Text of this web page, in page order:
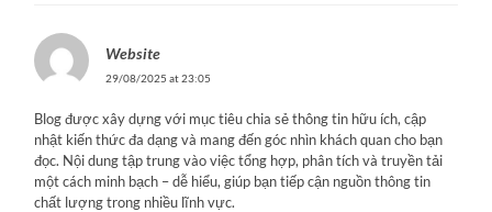
Website
29/08/2025 at 23:05
Blog được xây dựng với mục tiêu chia sẻ thông tin hữu ích, cập
nhật kiến thức đa dạng và mang đến góc nhìn khách quan cho bạn
đọc. Nội dung tập trung vào việc tổng hợp, phân tích và truyền tải
một cách minh bạch – dễ hiểu, giúp bạn tiếp cận nguồn thông tin
chất lượng trong nhiều lĩnh vực.